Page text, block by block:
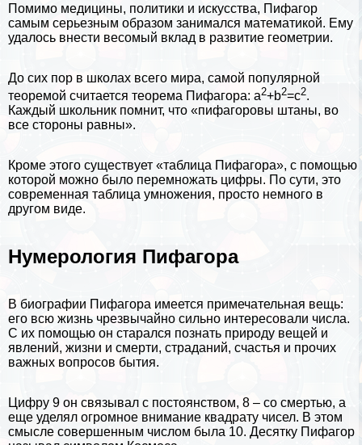
Помимо медицины, политики и искусства, Пифагор
самым серьезным образом занимался математикой. Ему
удалось внести весомый вклад в развитие геометрии.
До сих пор в школах всего мира, самой популярной
теоремой считается теорема Пифагора: a2+b2=c2.
Каждый школьник помнит, что «пифагоровы штаны, во
все стороны равны».
Кроме этого существует «таблица Пифагора», с помощью
которой можно было перемножать цифры. По сути, это
современная таблица умножения, просто немного в
другом виде.
Нумерология Пифагора
В биографии Пифагора имеется примечательная вещь:
его всю жизнь чрезвычайно сильно интересовали числа.
С их помощью он старался познать природу вещей и
явлений, жизни и cмepти, страданий, счастья и прочих
важных вопросов бытия.
Цифру 9 он связывал с постоянством, 8 – со cмepтью, а
еще уделял огромное внимание квадрату чисел. В этом
смысле совершенным числом была 10. Десятку Пифагор